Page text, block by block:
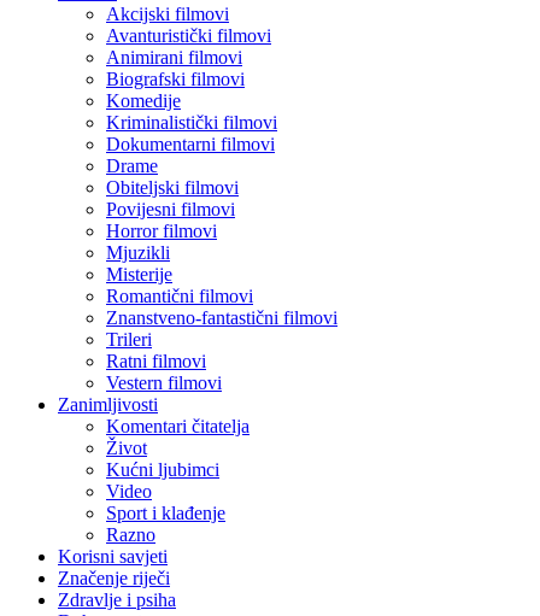
Akcijski filmovi
Avanturistički filmovi
Animirani filmovi
Biografski filmovi
Komedije
Kriminalistički filmovi
Dokumentarni filmovi
Drame
Obiteljski filmovi
Povijesni filmovi
Horror filmovi
Mjuzikli
Misterije
Romantični filmovi
Znanstveno-fantastični filmovi
Trileri
Ratni filmovi
Vestern filmovi
Zanimljivosti
Komentari čitatelja
Život
Kućni ljubimci
Video
Sport i klađenje
Razno
Korisni savjeti
Značenje riječi
Zdravlje i psiha